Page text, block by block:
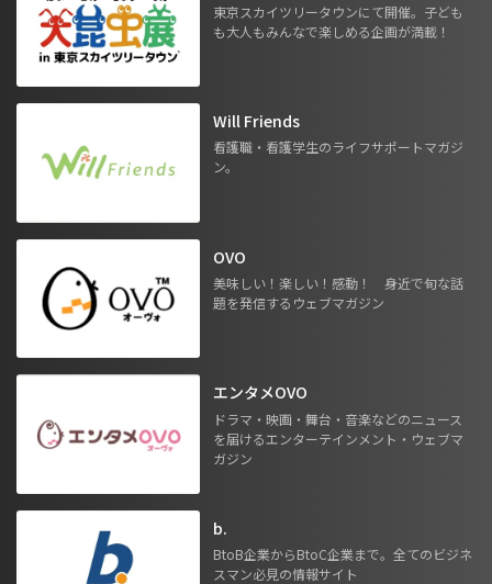
東京スカイツリータウンにて開催。子ども
も大人もみんなで楽しめる企画が満載！
Will Friends
看護職・看護学生のライフサポートマガジ
ン。
OVO
美味しい！楽しい！感動！ 身近で旬な話
題を発信するウェブマガジン
エンタメOVO
ドラマ・映画・舞台・音楽などのニュース
を届けるエンターテインメント・ウェブマ
ガジン
b.
BtoB企業からBtoC企業まで。全てのビジネ
スマン必見の情報サイト